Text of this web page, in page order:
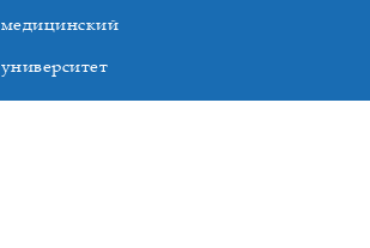
медицинский
университет